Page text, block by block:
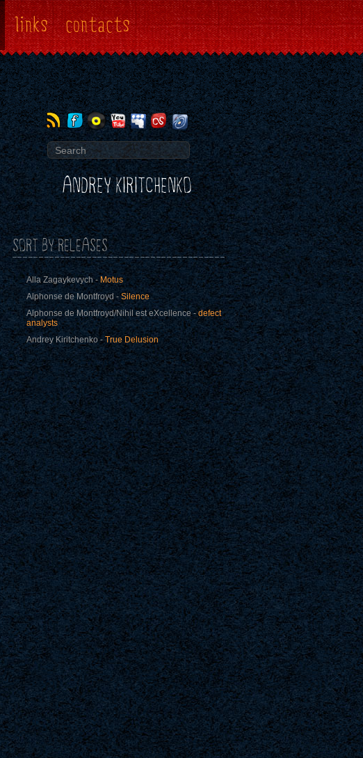
links
contacts
ANDREY KIRITCHENKO
SORT BY RELEASES
Alla Zagaykevych - Motus
Alphonse de Montfroyd -Silence
Alphonse de Montfroyd/Nihil est eXcellence -defect
analysts
Andrey Kiritchenko -True Delusion